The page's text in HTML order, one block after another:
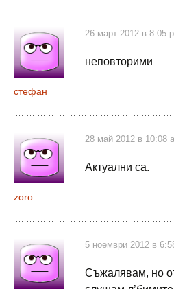
стефан
26 март 2012 в 8:05
неповторими
zoro
28 май 2012 в 10:08
Актуални са.
5 ноември 2012 в
Съжалявам, но